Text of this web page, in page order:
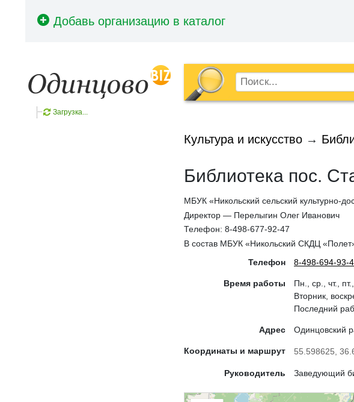
Загрузка...
Культура и искусство →
Библиотека пос.
МБУК «Никольский сельский культурно-
Директор — Перелыгин Олег Иванович
Телефон: 8-498-677-92-47
В состав МБУК «Никольский СКДЦ «Полет»
Телефон
8-498-694-93-
Время работы
Пн., ср., чт.,
Вторник,
Последний
Адрес Одинцовский
Координаты и маршрут 55.598625,
Руководитель Заведующий